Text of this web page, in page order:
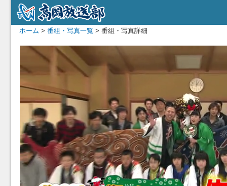
ホーム > 番組・写真一覧 > 番組・写真詳細